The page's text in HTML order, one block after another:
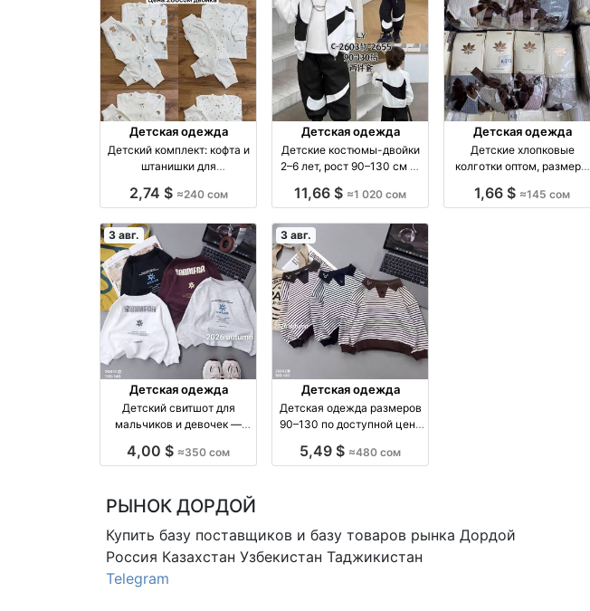
Детская одежда
Детский комплект: кофта и
штанишки для
62–86
2,74 $ ≈240 сом
Детская одежда
Детские костюмы-двойки
2–6 лет, рост 90–130 см —
Китай
11,66 $ ≈1 020 сом
Детская одежда
Детские хлопковые
колготки оптом, размеры
оптом производство
1,66 $ ≈145 сом
3 авг.
Детская одежда
Детский свитшот для
мальчиков и девочек —
4,00 $ ≈350 сом
3 авг.
Детская одежда
Детская одежда размеров
90–130 по доступной цене
5,49 $ ≈480 сом
РЫНОК ДОРДОЙ
Купить базу поставщиков и базу товаров рынка Дордой
Россия Казахстан Узбекистан Таджикистан
Telegram